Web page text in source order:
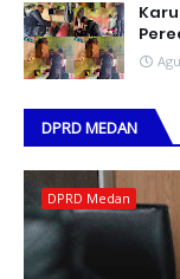
DPRD MEDAN
DPRD Medan